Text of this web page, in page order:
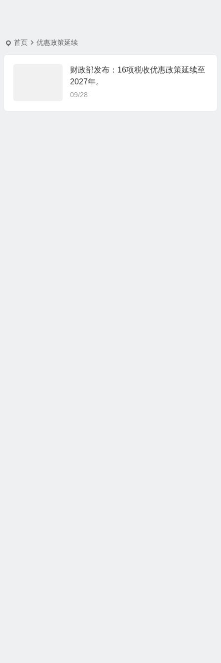
首页 优惠政策延续
财政部发布：16项税收优惠政策延续至
2027年。
09/28